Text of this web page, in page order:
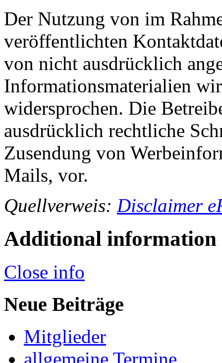
Der Nutzung von im
veröffentlichten
von nicht ausdrücklich
Informationsmaterialien
widersprochen. Die
ausdrücklich rechtliche
Zusendung von
Mails, vor.
Quellverweis: Disclaimer
Additional information
Close info
Neue Beiträge
Mitglieder
allgemeine Termine